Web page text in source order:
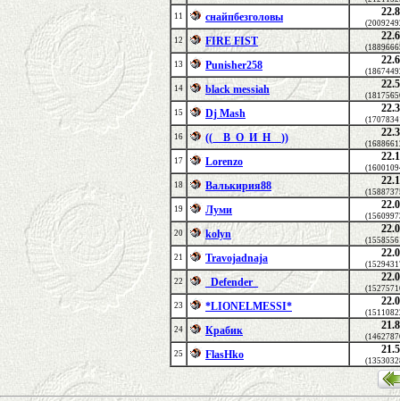
11
снайпбезголовы
12
FIRE FIST
13
Punisher258
14
black messiah
15
Dj Mash
16
((__В_О_И_Н__))
17
Lorenzo
18
Валькирия88
19
Луми
20
kolyn
21
Travojadnaja
22
_Defender_
23
*LIONELMESSI*
24
Крабик
25
FlasHko